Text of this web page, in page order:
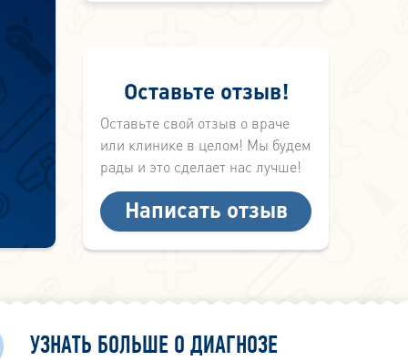
Оставьте отзыв!
Оставьте свой отзыв о враче
или клинике в целом! Мы будем
рады и это сделает нас лучше!
Написать отзыв
УЗНАТЬ БОЛЬШЕ О ДИАГНОЗЕ